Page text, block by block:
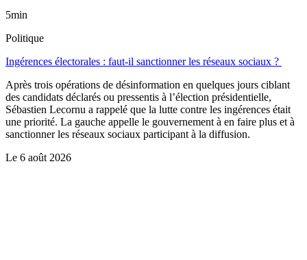
5min
Politique
Ingérences électorales : faut-il sanctionner les réseaux sociaux ?
Après trois opérations de désinformation en quelques jours ciblant
des candidats déclarés ou pressentis à l’élection présidentielle,
Sébastien Lecornu a rappelé que la lutte contre les ingérences était
une priorité. La gauche appelle le gouvernement à en faire plus et à
sanctionner les réseaux sociaux participant à la diffusion.
Le 6 août 2026